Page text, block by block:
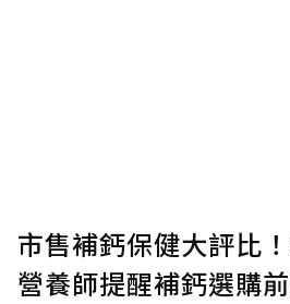
市售補鈣保健大評比
營養師提醒補鈣選購